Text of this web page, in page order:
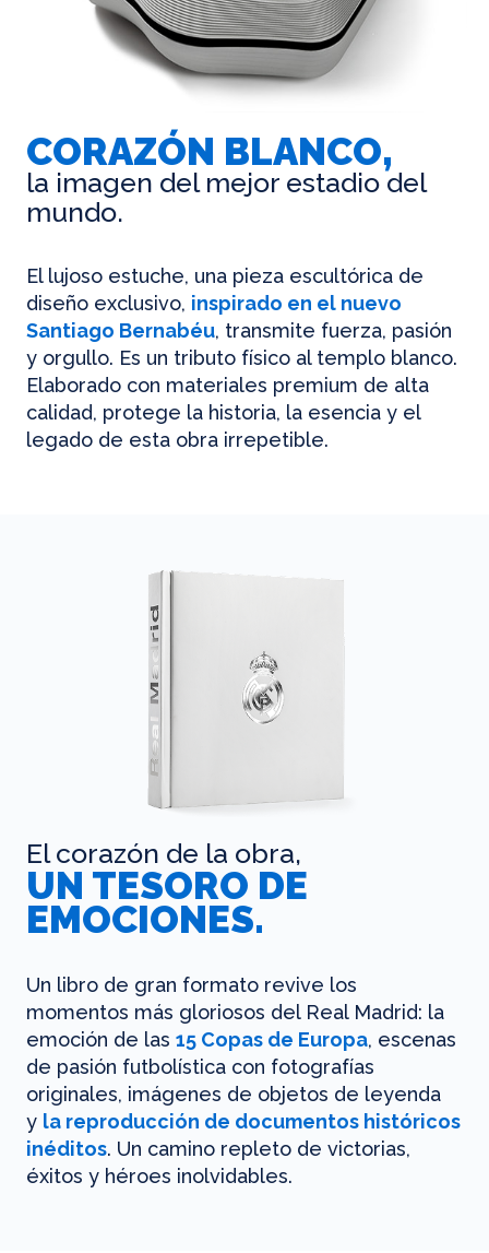
CORAZÓN BLANCO,
la imagen del mejor estadio del
mundo.
El lujoso estuche, una pieza escultórica de
diseño exclusivo, inspirado en el nuevo
Santiago Bernabéu, transmite fuerza, pasión
y orgullo. Es un tributo físico al templo blanco.
Elaborado con materiales premium de alta
calidad, protege la historia, la esencia y el
legado de esta obra irrepetible.
El corazón de la obra,
UN TESORO DE
EMOCIONES.
Un libro de gran formato revive los
momentos más gloriosos del Real Madrid: la
emoción de las 15 Copas de Europa, escenas
de pasión futbolística con fotografías
originales, imágenes de objetos de leyenda
y la reproducción de documentos históricos
inéditos. Un camino repleto de victorias,
éxitos y héroes inolvidables.